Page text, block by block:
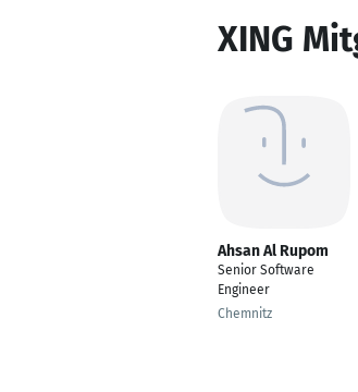
XING
Ahsan Al Rupom
Senior Software
Engineer
Chemnitz